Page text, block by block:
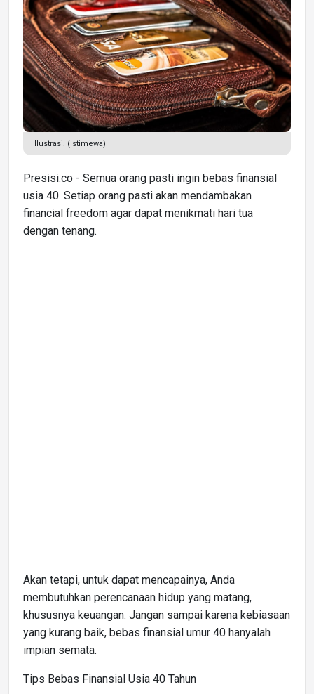
Ilustrasi. (Istimewa)
Presisi.co - Semua orang pasti ingin bebas finansial
usia 40. Setiap orang pasti akan mendambakan
financial freedom agar dapat menikmati hari tua
dengan tenang.
Akan tetapi, untuk dapat mencapainya, Anda
membutuhkan perencanaan hidup yang matang,
khususnya keuangan. Jangan sampai karena kebiasaan
yang kurang baik, bebas finansial umur 40 hanyalah
impian semata.
Tips Bebas Finansial Usia 40 Tahun